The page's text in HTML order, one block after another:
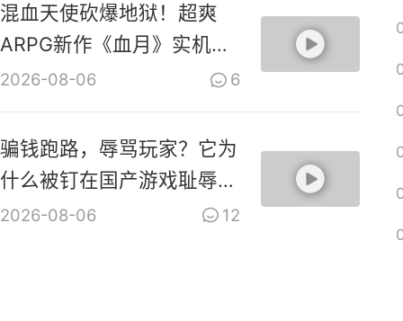
混血天使砍爆地狱！超爽
ARPG新作《血月》实机演
示视频
2026-08-06 6
骗钱跑路，辱骂玩家？它为
什么被钉在国产游戏耻辱柱
上？【是个人物10】
2026-08-06 12